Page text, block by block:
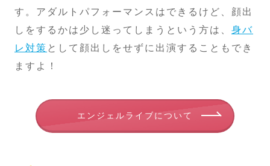
す。アダルトパフォーマンスはできるけど、顔出
しをするかは少し迷ってしまうという方は、 身バ
レ対策 として顔出しをせずに出演することもでき
ますよ！
エンジェルライブについて